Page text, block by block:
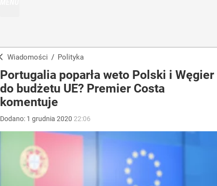
Wiadomości / Polityka
Portugalia poparła weto Polski i Węgier
do budżetu UE? Premier Costa
komentuje
Dodano: 1 grudnia 2020 22:06